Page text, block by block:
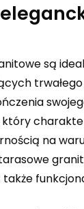
są
na